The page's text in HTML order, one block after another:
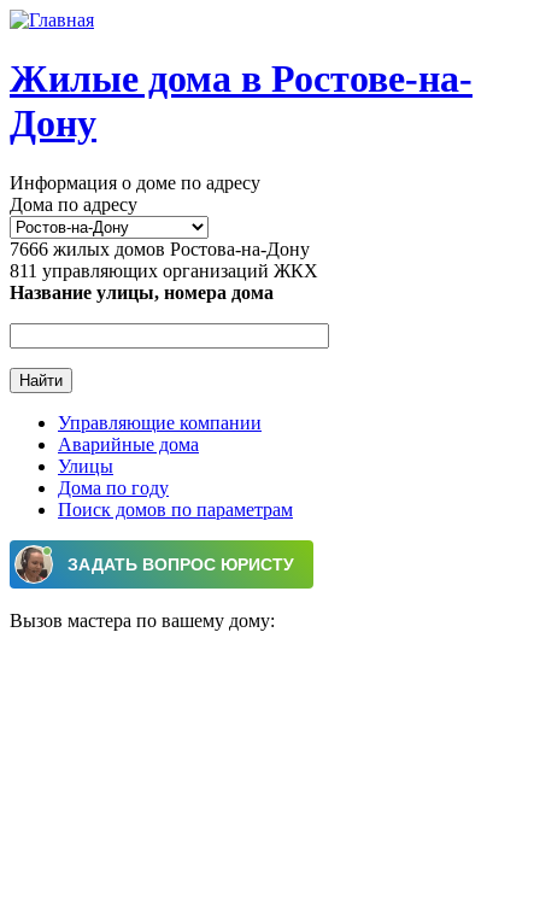
Перейти к основному содержанию
Жилые дома в Ростове-на-
Дону
Информация о доме по адресу
Дома по адресу
7666 жилых домов Ростова-на-Дону
811 управляющих организаций ЖКХ
Название улицы, номера дома
Главное меню
Управляющие компании
Аварийные дома
Улицы
Дома по году
Поиск домов по параметрам
Вызов мастера по вашему дому: